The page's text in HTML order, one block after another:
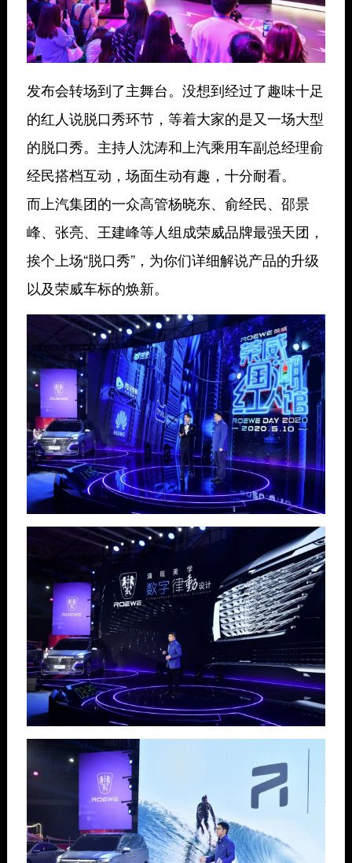
发布会转场到了主舞台。没想到经过了趣味十足
的红人说脱口秀环节，等着大家的是又一场大型
的脱口秀。主持人沈涛和上汽乘用车副总经理俞
经民搭档互动，场面生动有趣，十分耐看。
而上汽集团的一众高管杨晓东、俞经民、邵景
峰、张亮、王建峰等人组成荣威品牌最强天团，
挨个上场“脱口秀”，为你们详细解说产品的升级
以及荣威车标的焕新。